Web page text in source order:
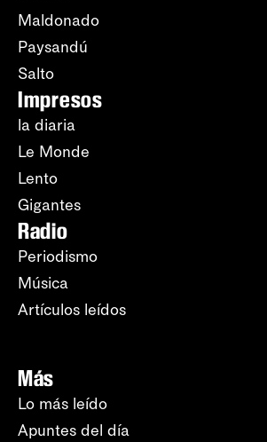
Maldonado
Paysandú
Salto
Impresos
la diaria
Le Monde
Lento
Gigantes
Radio
Periodismo
Música
Artículos leídos
Más
Lo más leído
Apuntes del día